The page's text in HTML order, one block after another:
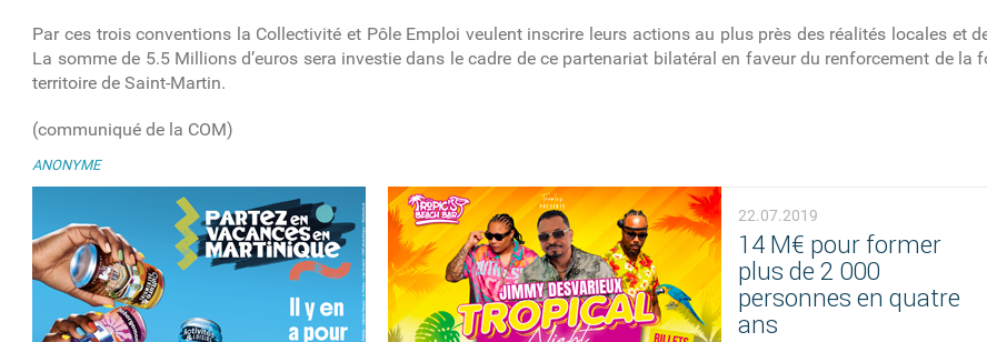
Par ces trois conventions la Collectivité et Pôle Emploi veulent inscrire leurs actions au plus près des réalités locales et
La somme de 5.5 Millions d’euros sera investie dans le cadre de ce partenariat bilatéral en faveur du renforcement de la
territoire de Saint-Martin.
(communiqué de la COM)
ANONYME
22.07.2019
14 M€ pour former
plus de 2 000
personnes en quatre
ans